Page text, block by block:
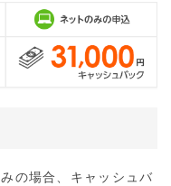
の場合、キャッシュバ